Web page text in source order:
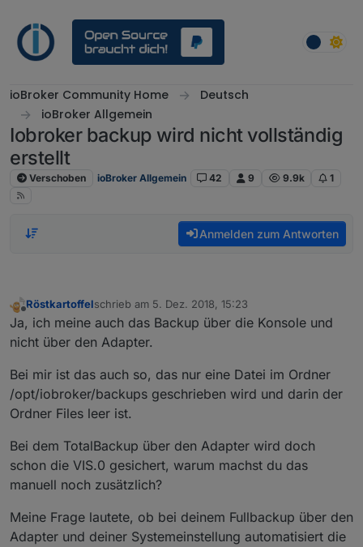
ioBroker Community Home
Deutsch
ioBroker Allgemein
Iobroker backup wird nicht vollständig
erstellt
Verschoben ioBroker Allgemein 42 9 9.9k 1
Anmelden zum Antworten
Offline
Röstkartoffelschrieb am 5. Dez. 2018, 15:23
zuletzt editiert von
Ja, ich meine auch das Backup über die Konsole und
nicht über den Adapter.
Bei mir ist das auch so, das nur eine Datei im Ordner
/opt/iobroker/backups geschrieben wird und darin der
Ordner Files leer ist.
Bei dem TotalBackup über den Adapter wird doch
schon die VIS.0 gesichert, warum machst du das
manuell noch zusätzlich?
Meine Frage lautete, ob bei deinem Fullbackup über den
Adapter und deiner Systemeinstellung automatisiert die